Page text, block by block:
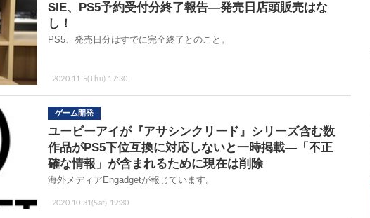
2020.11.5(Thu) 17:30
SIE、PS5予約受付分終了報告―発売日店頭販売はな
し！
PS5、発売日分はすでに完全終了とのこと。
ゲーム開発
2020.10.31(Sat) 19:30
ユービーアイが『アサシンクリード』シリーズ含む数
作品がPS5下位互換に対応しないと一時掲載―「不正
確な情報」が含まれるために現在は削除
海外メディアEngadgetが報じています。